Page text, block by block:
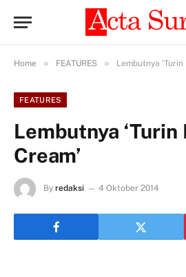
Home » FEATURES » Lembutnya
FEATURES
Lembutnya
Cream’
By redaksi 4 Oktober 2014